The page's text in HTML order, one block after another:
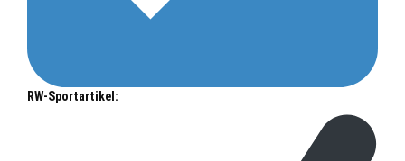
RW-Sportartikel: